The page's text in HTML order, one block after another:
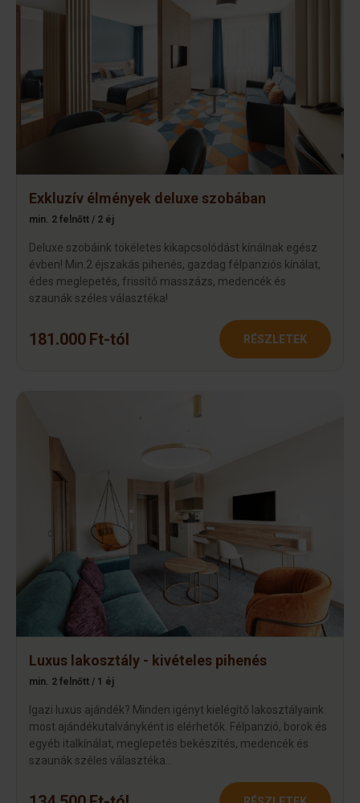
Exkluzív élmények deluxe szobában
min. 2 felnőtt / 2 éj
Deluxe szobáink tökéletes kikapcsolódást kínálnak egész
évben! Min.2 éjszakás pihenés, gazdag félpanziós kínálat,
édes meglepetés, frissítő masszázs, medencék és
szaunák széles választéka!
181.000 Ft-tól RÉSZLETEK
Luxus lakosztály - kivételes pihenés
min. 2 felnőtt / 1 éj
Igazi luxus ajándék? Minden igényt kielégítő lakosztályaink
most ajándékutalványként is elérhetők. Félpanzió, borok és
egyéb italkínálat, meglepetés bekészítés, medencék és
szaunák széles választéka…